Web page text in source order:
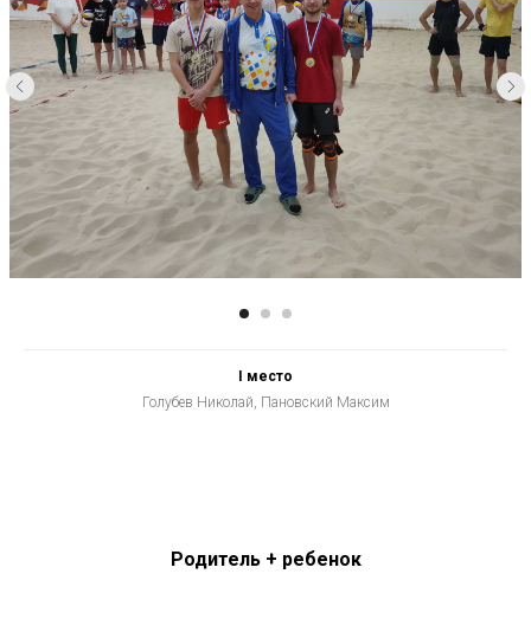
I место
Голубев Николай, Пановский Максим
Родитель + ребенок